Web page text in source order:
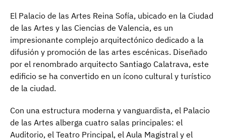
El Palacio de las Artes Reina Sofía, ubicado en la Ciudad
de las Artes y las Ciencias de Valencia, es un
impresionante complejo arquitectónico dedicado a la
difusión y promoción de las artes escénicas. Diseñado
por el renombrado arquitecto Santiago Calatrava, este
edificio se ha convertido en un ícono cultural y turístico
de la ciudad.
Con una estructura moderna y vanguardista, el Palacio
de las Artes alberga cuatro salas principales: el
Auditorio, el Teatro Principal, el Aula Magistral y el